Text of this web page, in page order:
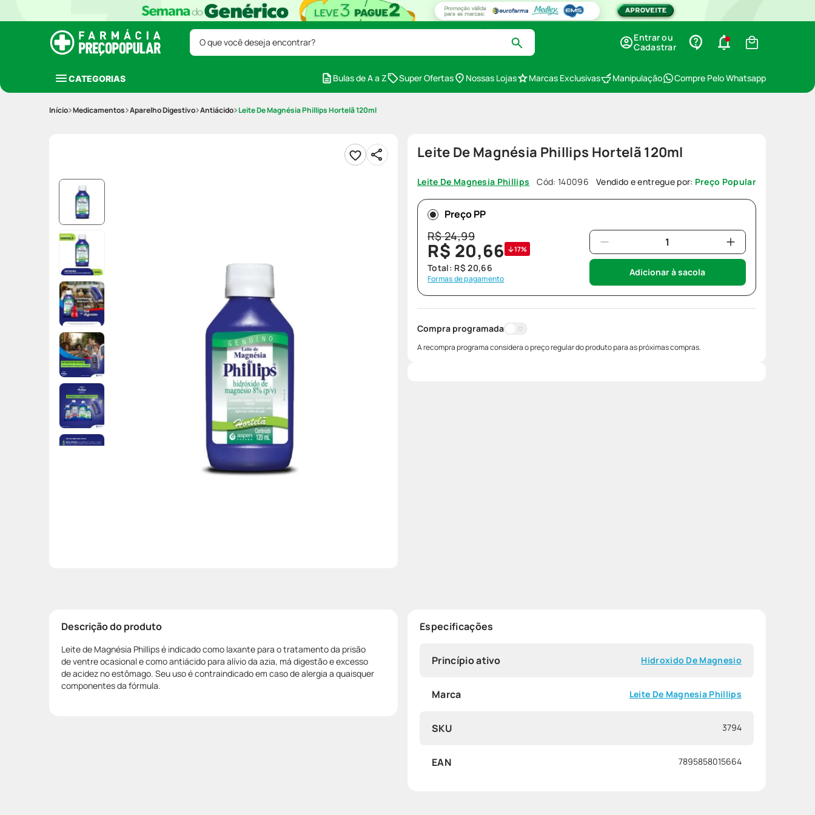
O que você deseja encontrar?
Entrar ou
Cadastrar
CATEGORIAS Bulas de A a Z Super Ofertas Nossas Lojas Marcas Exclusivas Manipulação Compre Pelo Whatsapp
Medicamentos Aparelho Digestivo Antiácido Leite De Magnésia Phillips Hortelã 120ml
Leite De Magnésia Phillips Hortelã 120ml
Leite De Magnesia Phillips Cód:140096 Vendido e entregue por: Preço Popular
Preço PP
R$24,99
R$ 20,66 17%
Total: R$ 20,66
Formas de pagamento
Adicionar à sacola
Compra programada
A recompra programa considera o preço regular do produto para as próximas compras.
Descrição do produto
Leite de Magnésia Phillips é indicado como laxante para o tratamento da prisão
de ventre ocasional e como antiácido para alívio da azia, má digestão e excesso
de acidez no estômago. Seu uso é contraindicado em caso de alergia a quaisquer
componentes da fórmula.
Especificações
Princípio ativo Hidroxido De Magnesio
Marca Leite De Magnesia Phillips
SKU 3794
EAN 7895858015664